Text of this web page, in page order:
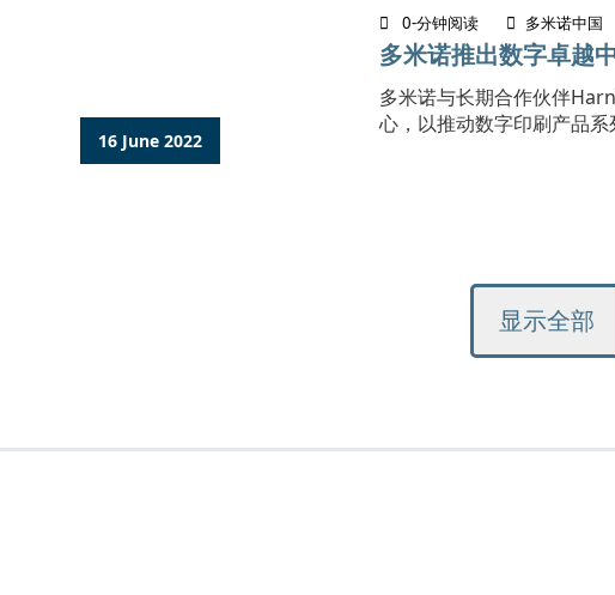
16 June 2022
0-分钟阅读 多米诺中国
多米诺推出数字卓越
多米诺与长期合作伙伴
心，以推动数字印刷产品
显示全部